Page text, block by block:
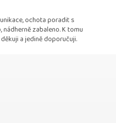
je 5 z 5 hvězdiček.
ochota poradit s
zabaleno. K tomu
a jedině doporučuji.